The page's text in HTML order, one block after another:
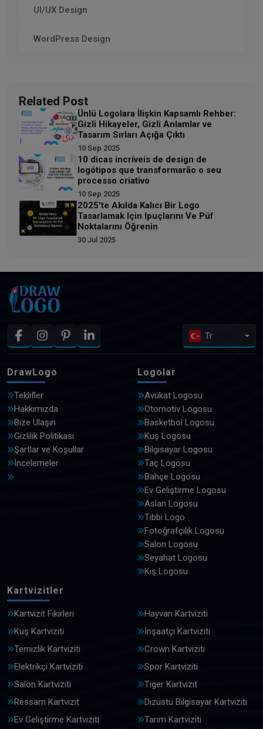
UI/UX Design
WordPress Design
Related Post
Ünlü Logolara İlişkin Kapsamlı Rehber:
Gizli Hikayeler, Gizli Anlamlar ve
Tasarım Sırları Açığa Çıktı
10 Sep 2025
10 dicas incríveis de design de
logótipos que transformarão o seu
processo criativo
10 Sep 2025
2025'te Akılda Kalıcı Bir Logo
Tasarlamak Için Ipuçlarını Ve Püf
Noktalarını Öğrenin
30 Jul 2025
Tr
DrawLogo
Teklifler
Hakkımızda
Bize Ulaşın
Gizlilik Politikası
Şartlar ve Koşullar
İncelemeler
Logolar
Avukat Logosu
Otomotiv Logosu
Basketbol Logosu
Kuş Logosu
Bilgisayar Logosu
Taç Logosu
Bahçe Logosu
Ev Geliştirme Logosu
Aslan Logosu
Tıbbi Logo
Fotoğrafçılık Logosu
Salon Logosu
Seyahat Logosu
Kış Logosu
Kartvizitler
Kartvizit Fikirleri
Hayvan Kartviziti
Kuş Kartviziti
İnşaatçı Kartviziti
Temizlik Kartviziti
Crown Kartviziti
Elektrikçi Kartviziti
Spor Kartviziti
Salon Kartviziti
Tiger Kartvizit
Ressam Kartvizit
Dizüstü Bilgisayar Kartviziti
Ev Geliştirme Kartviziti
Tarım Kartviziti